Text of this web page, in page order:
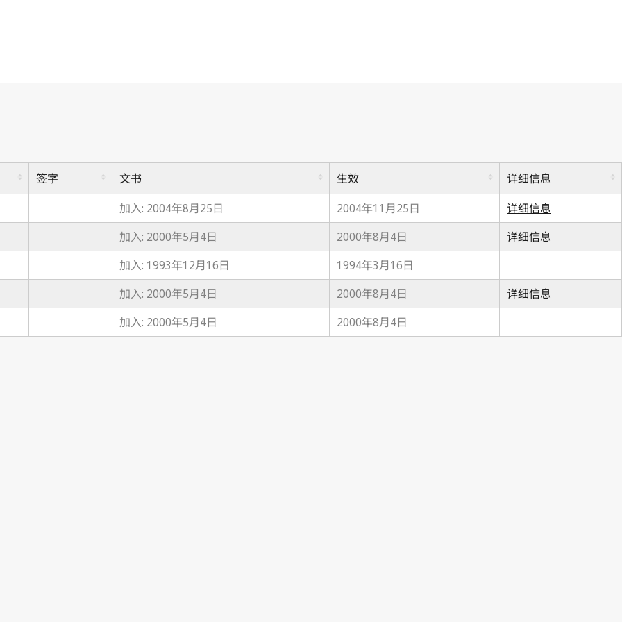
签字 文书 生效
详细信息
加入: 2004年8月25日
2004年11月25日
详细信息
加入: 2000年5月4日
2000年8月4日
详细信息
加入: 1993年12月16日
1994年3月16日
加入: 2000年5月4日
2000年8月4日
详细信息
加入: 2000年5月4日
2000年8月4日